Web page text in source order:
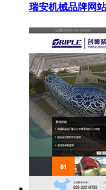
瑞安机械品牌网